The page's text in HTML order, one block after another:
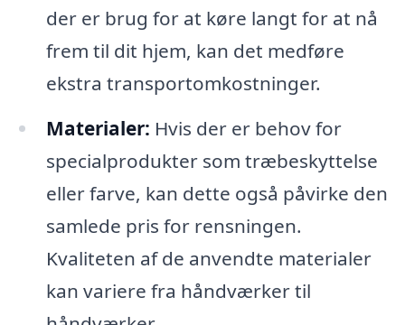
der er brug for at køre langt for at nå
frem til dit hjem, kan det medføre
ekstra transportomkostninger.
Materialer: Hvis der er behov for
specialprodukter som træbeskyttelse
eller farve, kan dette også påvirke den
samlede pris for rensningen.
Kvaliteten af de anvendte materialer
kan variere fra håndværker til